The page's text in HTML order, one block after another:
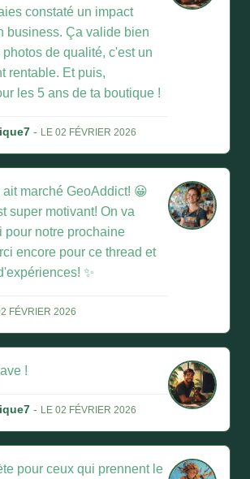
constaté un impact
business. Ça valide bien
photos de qualité, c'est un
rentable. Et puis,
les 5 ans de ta boutique !
- LE 02 FÉVRIER 2026
marché GeoAddict! 😀
super motivant! On va
pour notre prochaine
encore pour ce thread et
✨
FÉVRIER 2026
!
- LE 02 FÉVRIER 2026
pour ceux qui prennent le